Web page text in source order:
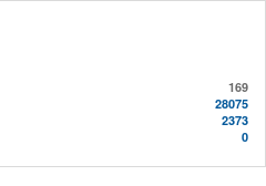
169
28075
2373
0